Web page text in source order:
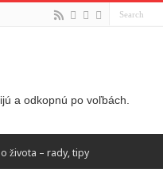
a odkopnú po voľbách.
života – rady, tipy